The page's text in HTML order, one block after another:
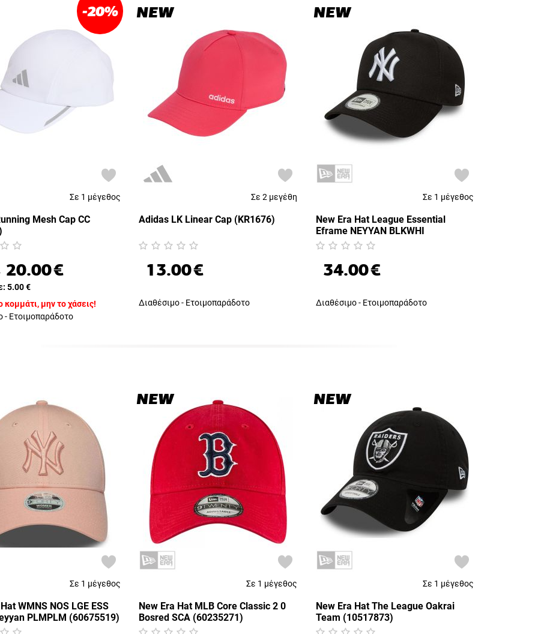
-20%
Σε 1 μέγεθος
Mesh Cap CC
20.00€
5.00€
κομμάτι, μην το χάσεις!
- Ετοιμοπαράδοτο
NEW
Σε 2 μεγέθη
Adidas LK Linear Cap (KR1676)
13.00€
Διαθέσιμο - Ετοιμοπαράδοτο
NEW
Σε 1 μέγεθος
New Era Hat League Essential
Eframe NEYYAN BLKWHI
(60675530)
34.00€
Διαθέσιμο - Ετοιμοπαράδοτο
Σε 1 μέγεθος
WMNS NOS LGE ESS
PLMPLM (60675519)
NEW
Σε 1 μέγεθος
New Era Hat MLB Core Classic 2 0
Bosred SCA (60235271)
NEW
Σε 1 μέγεθος
New Era Hat The League Oakrai
Team (10517873)